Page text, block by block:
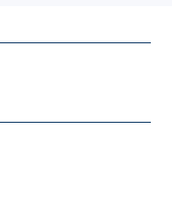
esterno - Apertura in
in nuova finestra
di posta
scelta meno